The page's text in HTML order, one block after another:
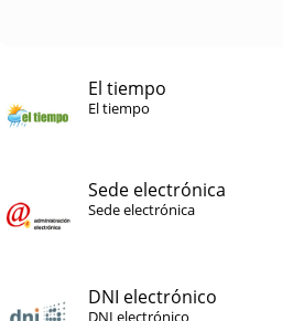
El tiempo
El tiempo
Sede electrónica
Sede electrónica
DNI electrónico
DNI electrónico